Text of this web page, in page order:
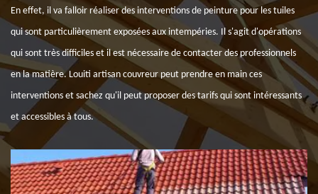
En effet, il va falloir réaliser des interventions de peinture pour les tuiles
qui sont particulièrement exposées aux intempéries. Il s'agit d'opérations
qui sont très difficiles et il est nécessaire de contacter des professionnels
en la matière. Louiti artisan couvreur peut prendre en main ces
interventions et sachez qu'il peut proposer des tarifs qui sont intéressants
et accessibles à tous.